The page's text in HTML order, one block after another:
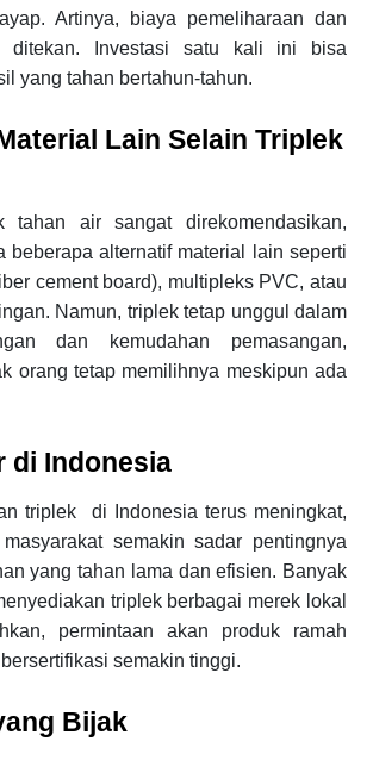
Artinya, biaya pemeliharaan dan
ditekan. Investasi satu kali ini bisa
yang tahan bertahun-tahun.
Lain Selain Triplek
tahan air sangat direkomendasikan,
beberapa alternatif material lain seperti
cement board), multipleks PVC, atau
Namun, triplek tetap unggul dalam
dan kemudahan pemasangan,
orang tetap memilihnya meskipun ada
di Indonesia
triplek di Indonesia terus meningkat,
semakin sadar pentingnya
yang tahan lama dan efisien. Banyak
triplek berbagai merek lokal
permintaan akan produk ramah
semakin tinggi.
Bijak